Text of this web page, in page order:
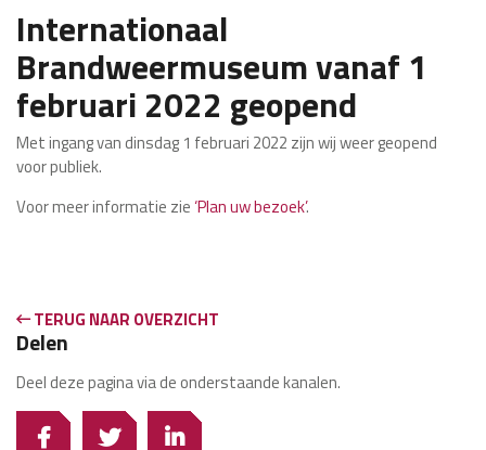
Internationaal
Brandweermuseum vanaf 1
februari 2022 geopend
Met ingang van dinsdag 1 februari 2022 zijn wij weer geopend
voor publiek.
Voor meer informatie zie ‘Plan uw bezoek’.
TERUG NAAR OVERZICHT
Delen
Deel deze pagina via de onderstaande kanalen.